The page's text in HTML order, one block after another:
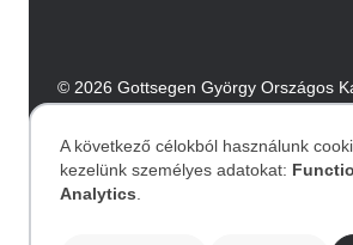
© 2026 Gottsegen György Országos
Intézet. Minden jog fenntartva.
Személyes
A következő célokból használunk
kezelünk személyes adatokat:
Analytics